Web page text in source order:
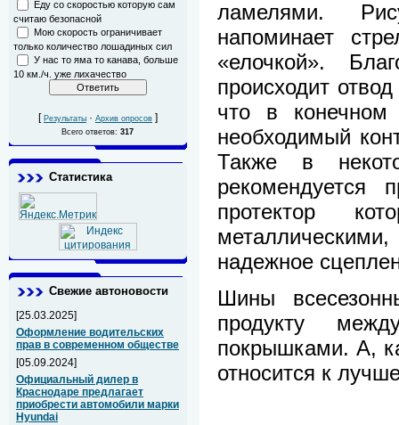
Еду со скоростью которую сам
считаю безопасной
Мою скорость ограничивает
только количество лошадиных сил
У нас то яма то канава, больше
10 км./ч. уже лихачество
[ Результаты · Архив опросов ]
Всего ответов:317
Статистика
Свежие автоновости
[25.03.2025]
Оформление водительских
прав в современном обществе
[05.09.2024]
Официальный дилер в
Краснодаре предлагает
приобрести автомобили марки
Hyundai
ламелями.
напоминает
«елочкой».
происходит
что в конечном
необходимый
Также в
рекомендуется
протектор
надежное
Шины
продукту
покрышками. А,
относится к